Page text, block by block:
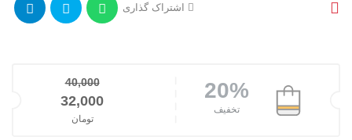
اشتراک گذاری
20%
تخفیف
40,000
قیمت اصلی: 40,000تومان بود.
32,000
تومان